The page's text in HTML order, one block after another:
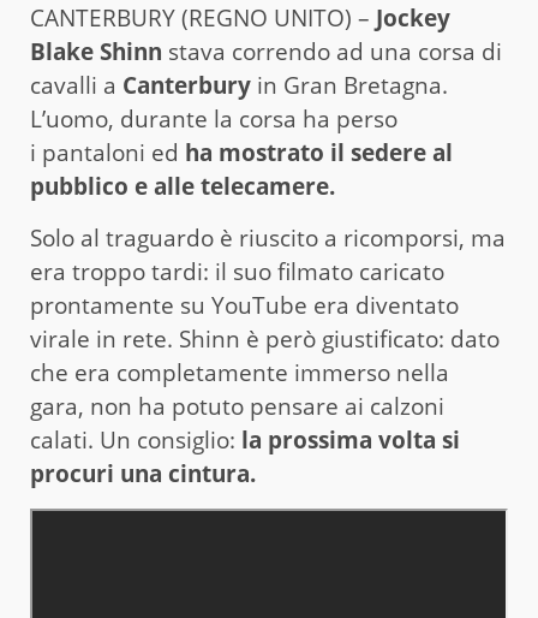
CANTERBURY (REGNO UNITO) – Jockey
Blake Shinn stava correndo ad una corsa di
cavalli a Canterbury in Gran Bretagna.
L’uomo, durante la corsa ha perso
i pantaloni ed ha mostrato il sedere al
pubblico e alle telecamere.
Solo al traguardo è riuscito a ricomporsi, ma
era troppo tardi: il suo filmato caricato
prontamente su YouTube era diventato
virale in rete. Shinn è però giustificato: dato
che era completamente immerso nella
gara, non ha potuto pensare ai calzoni
calati. Un consiglio: la prossima volta si
procuri una cintura.